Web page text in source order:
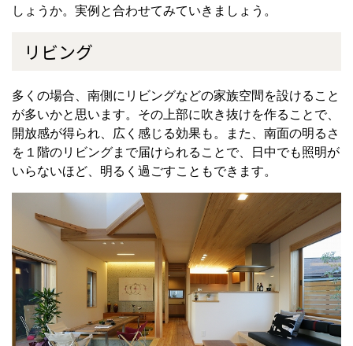
しょうか。実例と合わせてみていきましょう。
リビング
多くの場合、南側にリビングなどの家族空間を設けること
が多いかと思います。その上部に吹き抜けを作ることで、
開放感が得られ、広く感じる効果も。また、南面の明るさ
を１階のリビングまで届けられることで、日中でも照明が
いらないほど、明るく過ごすこともできます。